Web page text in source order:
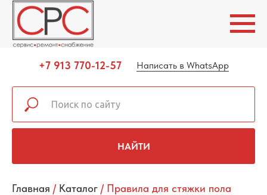
+7 913 770-12-57 Написать в WhatsApp
НАЙТИ
Главная / Каталог / Правила для стяжки пола